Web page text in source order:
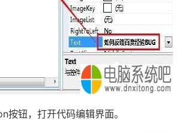
钮，打开代码编辑界面。